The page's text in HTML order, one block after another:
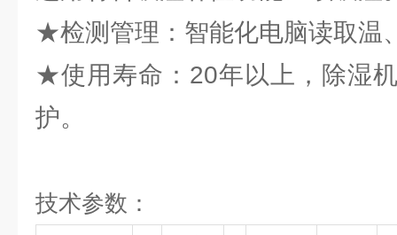
★检测管理：智能化电脑读取温
★使用寿命：20年以上，除湿
护。
技术参数：